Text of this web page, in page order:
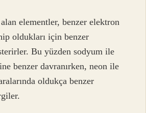
elementler, benzer elektron
oldukları için benzer
Bu yüzden sodyum ile
benzer davranırken, neon ile
oldukça benzer